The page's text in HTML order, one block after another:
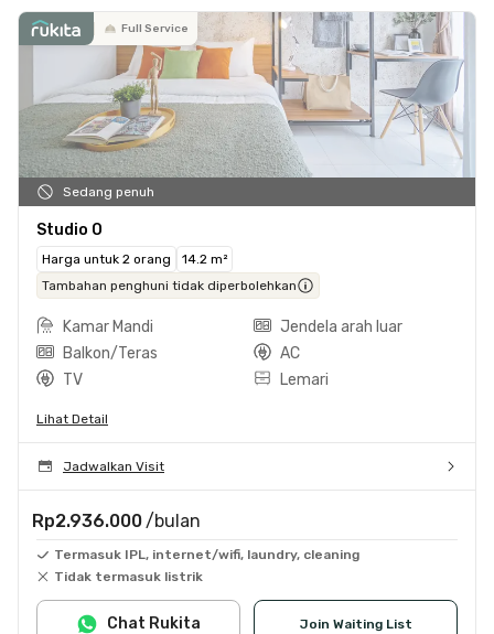
Full Service
Sedang penuh
Studio O
Harga untuk 2 orang
14.2 m²
Tambahan penghuni tidak diperbolehkan
Kamar Mandi
Jendela arah luar
Balkon/Teras
AC
TV
Lemari
Lihat Detail
Jadwalkan Visit
Rp2.936.000 /bulan
Termasuk IPL, internet/wifi, laundry, cleaning
Tidak termasuk listrik
Join Waiting List
Chat Rukita